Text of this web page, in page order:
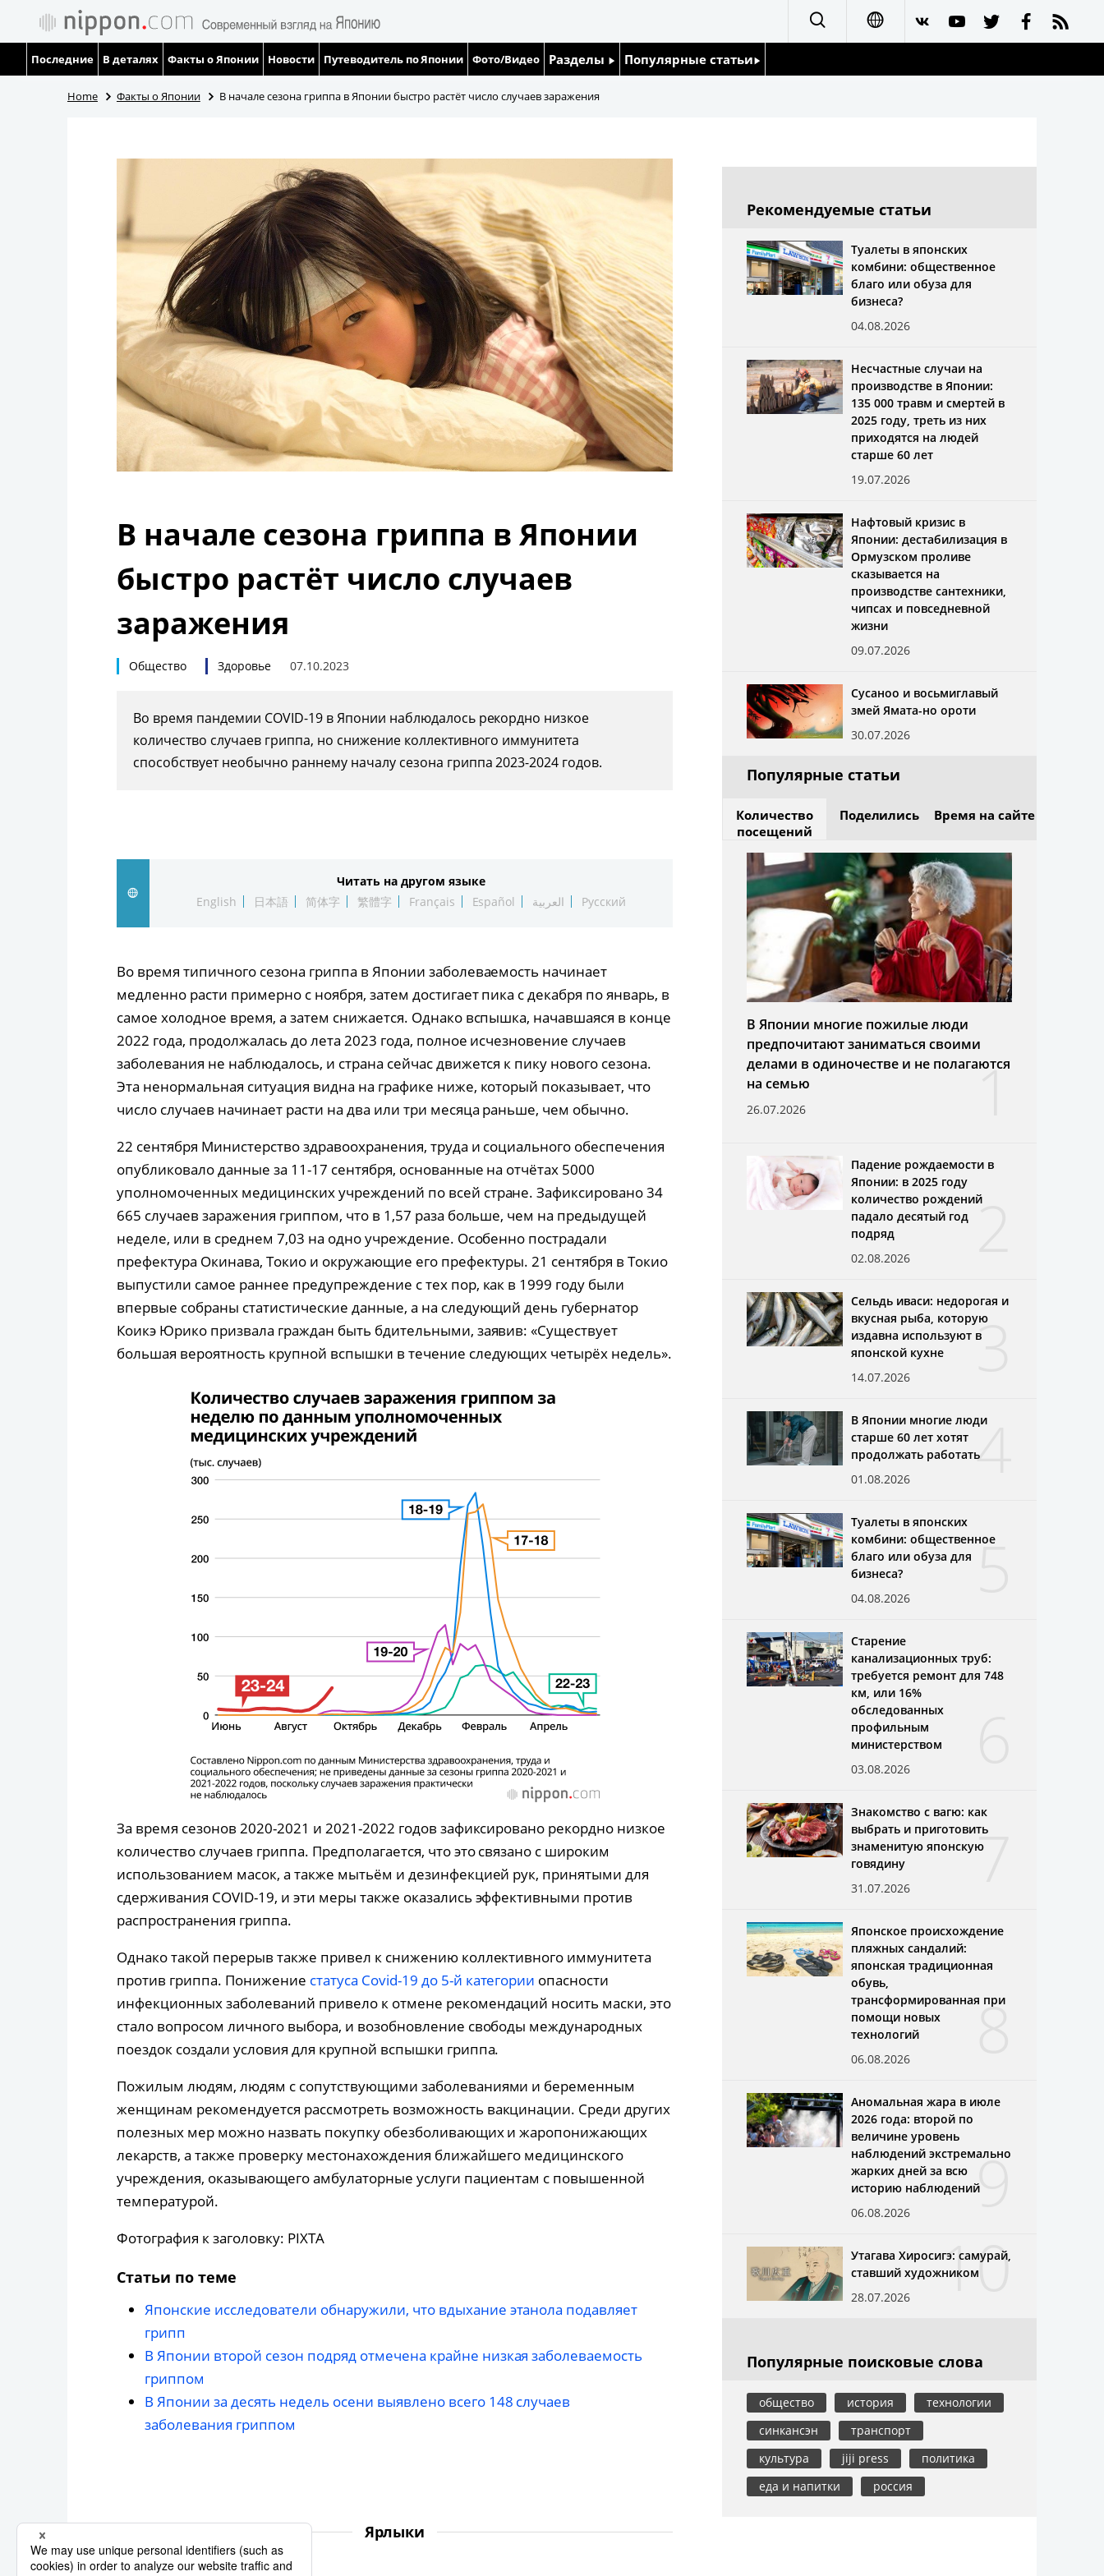
Español
Последние В деталях Факты о Японии Новости Путеводитель по Японии Фото/Видео Разделы
Люди
Экономика
Общество
Культура
Жизнь
Технологии
Токио
От редакции
Популярные статьи
Еда и напитки
Home Факты о Японии В начале сезона гриппа в Японии быстро растёт число случаев заражения
В начале сезона гриппа в Японии
быстро растёт число случаев
заражения
Общество Здоровье 07.10.2023
Во время пандемии COVID-19 в Японии наблюдалось рекордно низкое
количество случаев гриппа, но снижение коллективного иммунитета
способствует необычно раннему началу сезона гриппа 2023-2024 годов.
Читать на другом языке
English
日本語 简体字 繁體字 Français Español العربية Русский
Во время типичного сезона гриппа в Японии заболеваемость начинает
медленно расти примерно с ноября, затем достигает пика с декабря по январь, в
самое холодное время, а затем снижается. Однако вспышка, начавшаяся в конце
2022 года, продолжалась до лета 2023 года, полное исчезновение случаев
заболевания не наблюдалось, и страна сейчас движется к пику нового сезона.
Эта ненормальная ситуация видна на графике ниже, который показывает, что
число случаев начинает расти на два или три месяца раньше, чем обычно.
22 сентября Министерство здравоохранения, труда и социального обеспечения
опубликовало данные за 11-17 сентября, основанные на отчётах 5000
уполномоченных медицинских учреждений по всей стране. Зафиксировано 34
665 случаев заражения гриппом, что в 1,57 раза больше, чем на предыдущей
неделе, или в среднем 7,03 на одно учреждение. Особенно пострадали
префектура Окинава, Токио и окружающие его префектуры. 21 сентября в Токио
выпустили самое раннее предупреждение с тех пор, как в 1999 году были
впервые собраны статистические данные, а на следующий день губернатор
Коикэ Юрико призвала граждан быть бдительными, заявив: «Существует
большая вероятность крупной вспышки в течение следующих четырёх недель».
За время сезонов 2020-2021 и 2021-2022 годов зафиксировано рекордно низкое
количество случаев гриппа. Предполагается, что это связано с широким
использованием масок, а также мытьём и дезинфекцией рук, принятыми для
сдерживания COVID-19, и эти меры также оказались эффективными против
распространения гриппа.
Однако такой перерыв также привел к снижению коллективного иммунитета
против гриппа. Понижение статуса Covid-19 до 5-й категории опасности
инфекционных заболеваний привело к отмене рекомендаций носить маски, это
стало вопросом личного выбора, и возобновление свободы международных
поездок создали условия для крупной вспышки гриппа.
Пожилым людям, людям с сопутствующими заболеваниями и беременным
женщинам рекомендуется рассмотреть возможность вакцинации. Среди других
полезных мер можно назвать покупку обезболивающих и жаропонижающих
лекарств, а также проверку местонахождения ближайшего медицинского
учреждения, оказывающего амбулаторные услуги пациентам с повышенной
температурой.
Фотография к заголовку: PIXTA
Статьи по теме
Японские исследователи обнаружили, что вдыхание этанола подавляет
грипп
В Японии второй сезон подряд отмечена крайне низкая заболеваемость
гриппом
В Японии за десять недель осени выявлено всего 148 случаев
заболевания гриппом
Ярлыки
грипп эпидемии
Рекомендуемые статьи
Туалеты в японских
комбини: общественное
благо или обуза для
бизнеса?
04.08.2026
Несчастные случаи на
производстве в Японии:
135 000 травм и смертей в
2025 году, треть из них
приходятся на людей
старше 60 лет
19.07.2026
Нафтовый кризис в
Японии: дестабилизация в
Ормузском проливе
сказывается на
производстве сантехники,
чипсах и повседневной
жизни
09.07.2026
Сусаноо и восьмиглавый
змей Ямата-но ороти
30.07.2026
Популярные статьи
Количество
посещений
Поделились Время на сайте
1
В Японии многие пожилые люди
предпочитают заниматься своими
делами в одиночестве и не полагаются
на семью
26.07.2026
2
Падение рождаемости в
Японии: в 2025 году
количество рождений
падало десятый год
подряд
02.08.2026
3
Сельдь иваси: недорогая и
вкусная рыба, которую
издавна используют в
японской кухне
14.07.2026
4
В Японии многие люди
старше 60 лет хотят
продолжать работать
01.08.2026
5
Туалеты в японских
комбини: общественное
благо или обуза для
бизнеса?
04.08.2026
Старение
канализационных труб:
требуется ремонт для 748
км, или 16%
обследованных
профильным
министерством
03.08.2026
7
Знакомство с вагю: как
выбрать и приготовить
знаменитую японскую
говядину
31.07.2026
8
Японское происхождение
пляжных сандалий:
японская традиционная
обувь,
трансформированная при
помощи новых
технологий
06.08.2026
9
Аномальная жара в июле
2026 года: второй по
величине уровень
наблюдений экстремально
жарких дней за всю
историю наблюдений
06.08.2026
10
Утагава Хиросигэ: самурай,
ставший художником
28.07.2026
Популярные поисковые слова
общество история
технологии
синкансэн
транспорт
культура
jiji press
политика
еда и напитки
россия